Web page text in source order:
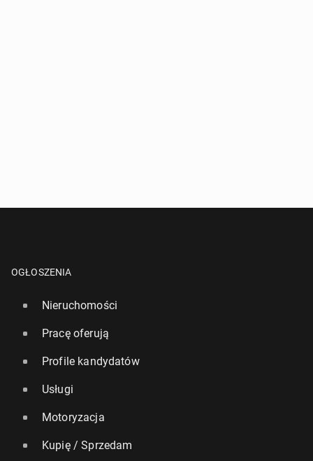
OGŁOSZENIA
Nieruchomości
Pracę oferują
Profile kandydatów
Usługi
Motoryzacja
Kupię / Sprzedam